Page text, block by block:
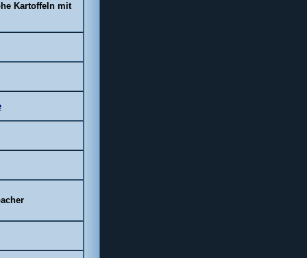
Kartoffeln mit